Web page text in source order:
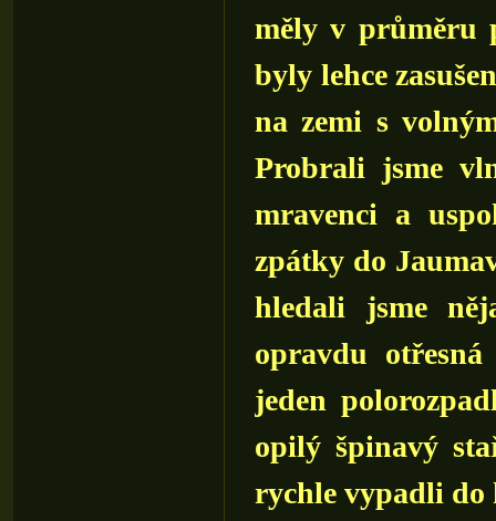
měly v průměru
byly lehce
na zemi s
Probrali jsme
mravenci a
zpátky do
hledali jsme
opravdu
jeden
opilý špinavý
rychle vypadli do